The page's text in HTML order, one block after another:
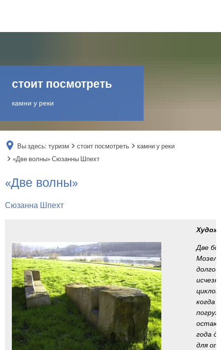
стоит посмотреть
камни у реки
Вы здесь: туризм стоит посмотреть
камни у реки
«Две волны» Сюзанны Шпехт
«Две
волны»
«Две волны»
Сюзанна Шпехт
Две
когда
года
для